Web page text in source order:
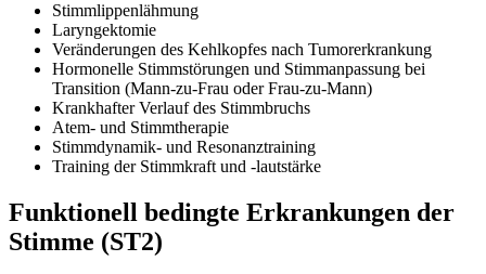
Stimmlippenlähmung
Laryngektomie
Veränderungen des Kehlkopfes nach Tumorerkrankung
Hormonelle Stimmstörungen und Stimmanpassung bei
Transition (Mann-zu-Frau oder Frau-zu-Mann)
Krankhafter Verlauf des Stimmbruchs
Atem- und Stimmtherapie
Stimmdynamik- und Resonanztraining
Training der Stimmkraft und -lautstärke
Funktionell bedingte Erkrankungen der
Stimme (ST2)